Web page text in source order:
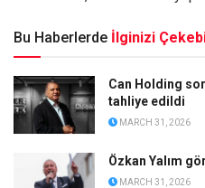
Bu Haberlerde İlginizi
Can Holding
tahliye edildi
MARCH 31, 2026
Özkan Yalım
MARCH 31, 2026